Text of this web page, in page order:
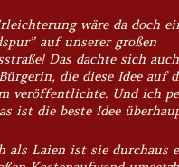
wäre da doch
auf unserer großen
Das dachte sich
die diese Idee auf
veröffentlichte. Und ich
ist die beste Idee
als Laien ist sie durchaus